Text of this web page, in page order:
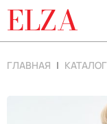
ELZA
ГЛАВНАЯ КАТАЛОГ